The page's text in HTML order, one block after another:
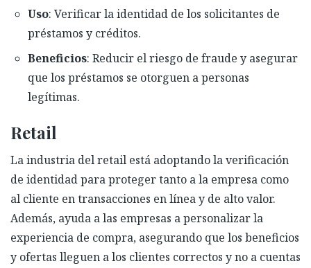
Uso: Verificar la identidad de los solicitantes de
préstamos y créditos.
Beneficios: Reducir el riesgo de fraude y asegurar
que los préstamos se otorguen a personas
legítimas.
Retail
La industria del retail está adoptando la verificación
de identidad para proteger tanto a la empresa como
al cliente en transacciones en línea y de alto valor.
Además, ayuda a las empresas a personalizar la
experiencia de compra, asegurando que los beneficios
y ofertas lleguen a los clientes correctos y no a cuentas